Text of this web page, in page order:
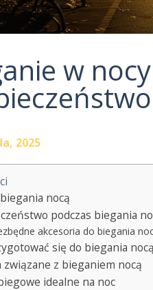
w
2025
nocą
podczas biegania
akcesoria do biegania
się do biegania nocą
związane z bieganiem nocą
idealne na noc